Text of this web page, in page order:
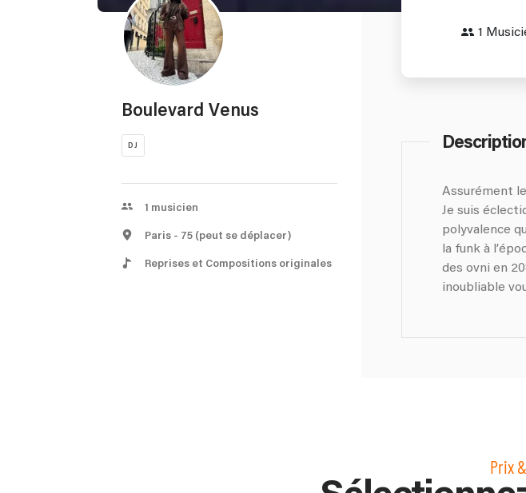
Boulevard Venus
DJ
1 musicien
Paris - 75 (peut se déplacer)
Reprises et Compositions originales
1
Assurément
Je suis
polyvalence
la funk à
des ovni en
inoubliable
Prix